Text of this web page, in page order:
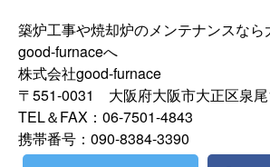
築炉工事や焼却炉のメンテナンスな
good-furnaceへ
株式会社good-furnace
〒551-0031 大阪府大阪市大正区泉
TEL＆FAX：06-7501-4843
携帯番号：090-8384-3390